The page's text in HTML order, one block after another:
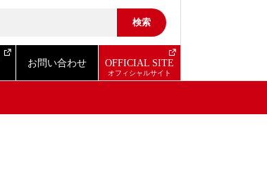
お問い合わせ OFFICIAL SITE